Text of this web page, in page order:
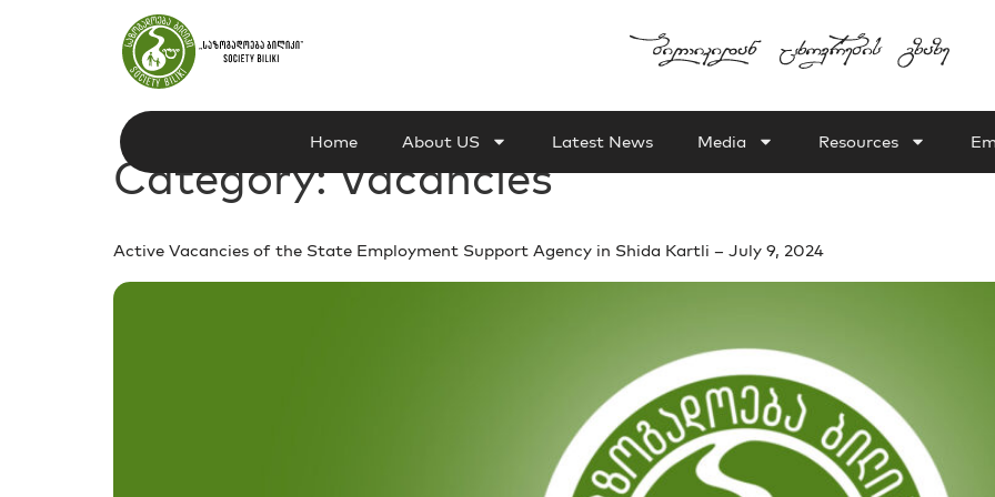
Home About US Latest News Media Resources
Category:Vacancies
Active Vacancies of the State Employment Support Agency in Shida Kartli – July 9, 2024